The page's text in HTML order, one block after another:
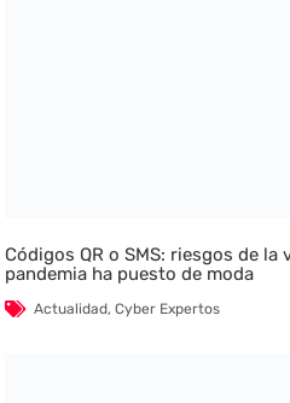
Códigos QR o SMS: riesgos de
pandemia ha puesto de moda
Actualidad,Cyber Expertos